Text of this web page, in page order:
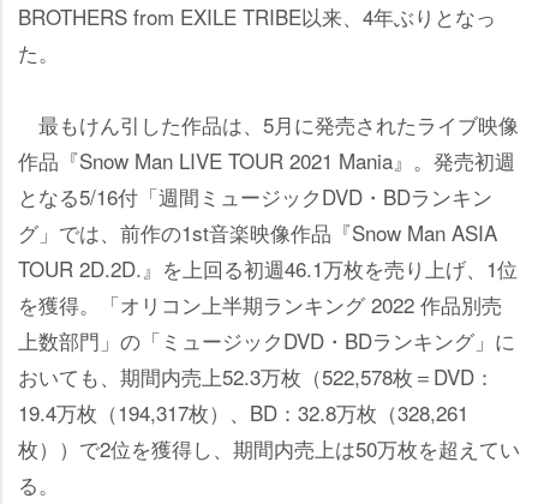
BROTHERS from EXILE TRIBE以来、4年ぶりとなっ
た。
最もけん引した作品は、5月に発売されたライブ映像
作品『Snow Man LIVE TOUR 2021 Mania』。発売初週
となる5/16付「週間ミュージックDVD・BDランキン
グ」では、前作の1st音楽映像作品『Snow Man ASIA
TOUR 2D.2D.』を上回る初週46.1万枚を売り上げ、1位
を獲得。「オリコン上半期ランキング 2022 作品別売
上数部門」の「ミュージックDVD・BDランキング」に
おいても、期間内売上52.3万枚（522,578枚＝DVD：
19.4万枚（194,317枚）、BD：32.8万枚（328,261
枚））で2位を獲得し、期間内売上は50万枚を超えてい
る。